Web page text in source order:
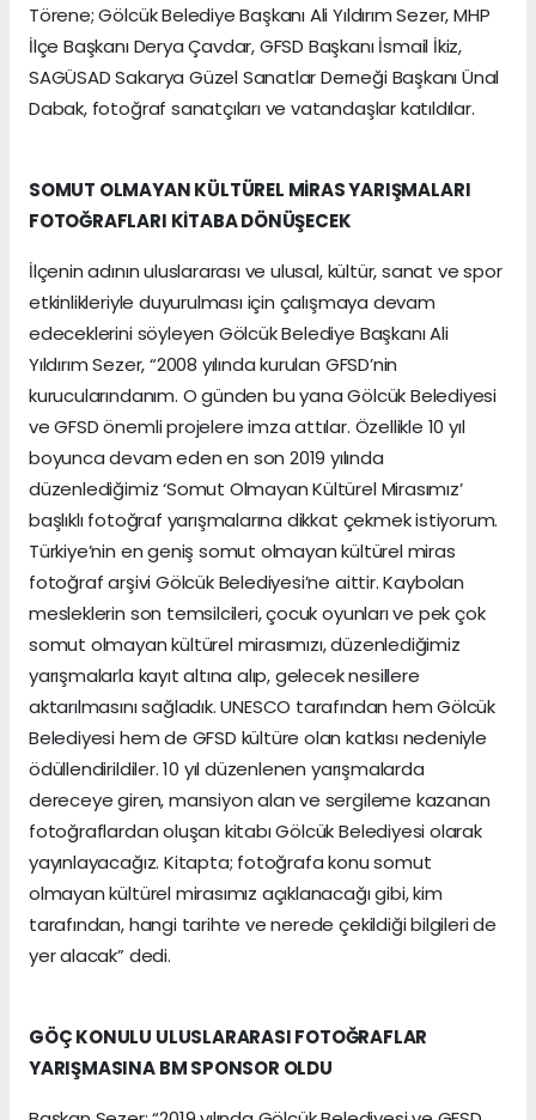
Törene; Gölcük Belediye Başkanı Ali Yıldırım Sezer, MHP
İlçe Başkanı Derya Çavdar, GFSD Başkanı İsmail İkiz,
SAGÜSAD Sakarya Güzel Sanatlar Derneği Başkanı Ünal
Dabak, fotoğraf sanatçıları ve vatandaşlar katıldılar.
SOMUT OLMAYAN KÜLTÜREL MİRAS YARIŞMALARI
FOTOĞRAFLARI KİTABA DÖNÜŞECEK
İlçenin adının uluslararası ve ulusal, kültür, sanat ve spor
etkinlikleriyle duyurulması için çalışmaya devam
edeceklerini söyleyen Gölcük Belediye Başkanı Ali
Yıldırım Sezer, “2008 yılında kurulan GFSD’nin
kurucularındanım. O günden bu yana Gölcük Belediyesi
ve GFSD önemli projelere imza attılar. Özellikle 10 yıl
boyunca devam eden en son 2019 yılında
düzenlediğimiz ‘Somut Olmayan Kültürel Mirasımız’
başlıklı fotoğraf yarışmalarına dikkat çekmek istiyorum.
Türkiye’nin en geniş somut olmayan kültürel miras
fotoğraf arşivi Gölcük Belediyesi’ne aittir. Kaybolan
mesleklerin son temsilcileri, çocuk oyunları ve pek çok
somut olmayan kültürel mirasımızı, düzenlediğimiz
yarışmalarla kayıt altına alıp, gelecek nesillere
aktarılmasını sağladık. UNESCO tarafından hem Gölcük
Belediyesi hem de GFSD kültüre olan katkısı nedeniyle
ödüllendirildiler. 10 yıl düzenlenen yarışmalarda
dereceye giren, mansiyon alan ve sergileme kazanan
fotoğraflardan oluşan kitabı Gölcük Belediyesi olarak
yayınlayacağız. Kitapta; fotoğrafa konu somut
olmayan kültürel mirasımız açıklanacağı gibi, kim
tarafından, hangi tarihte ve nerede çekildiği bilgileri de
yer alacak” dedi.
GÖÇ KONULU ULUSLARARASI FOTOĞRAFLAR
YARIŞMASINA BM SPONSOR OLDU